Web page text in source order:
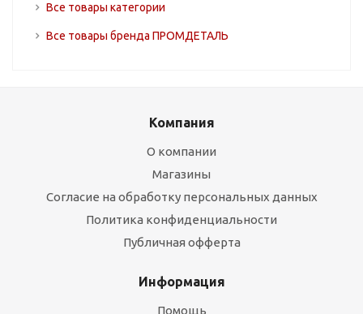
Все товары категории
Все товары бренда ПРОМДЕТАЛЬ
Компания
О компании
Магазины
Согласие на обработку персональных данных
Политика конфиденциальности
Публичная офферта
Информация
Помощь